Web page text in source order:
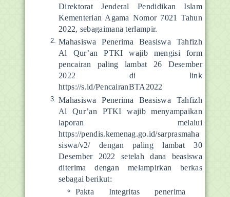
Direktorat Jenderal Pendidikan Islam
Kementerian Agama Nomor 7021 Tahun
2022, sebagaimana terlampir.
Mahasiswa Penerima Beasiswa Tahfizh
Al Qur’an PTKI wajib mengisi form
pencairan paling lambat 26 Desember
2022 di link
https://s.id/PencairanBTA2022
Mahasiswa Penerima Beasiswa Tahfizh
Al Qur’an PTKI wajib menyampaikan
laporan melalui
https://pendis.kemenag.go.id/sarprasmaha
siswa/v2/ dengan paling lambat 30
Desember 2022 setelah dana beasiswa
diterima dengan melampirkan berkas
sebagai berikut:
Pakta Integritas penerima